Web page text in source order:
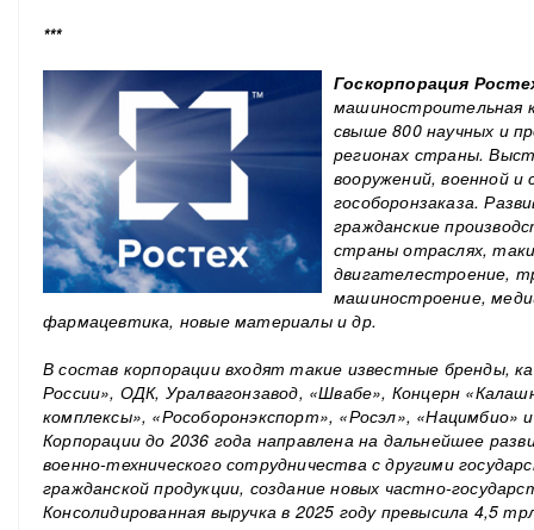
***
Госкорпорация
машиностроительная
свыше 800 научных и
регионах страны.
вооружений, военной и
гособоронзаказа.
гражданские
страны отраслях,
двигателестроение,
машиностроение,
фармацевтика, новые материалы и др.
В состав корпорации входят такие известные бренды,
России», ОДК, Уралвагонзавод, «Швабе», Концерн
комплексы», «Рособоронэкспорт», «Росэл», «Нацимбио»
Корпорации до 2036 года направлена на дальнейшее
военно-технического сотрудничества с другими
гражданской продукции, создание новых частно-
Консолидированная выручка в 2025 году превысила 4,5